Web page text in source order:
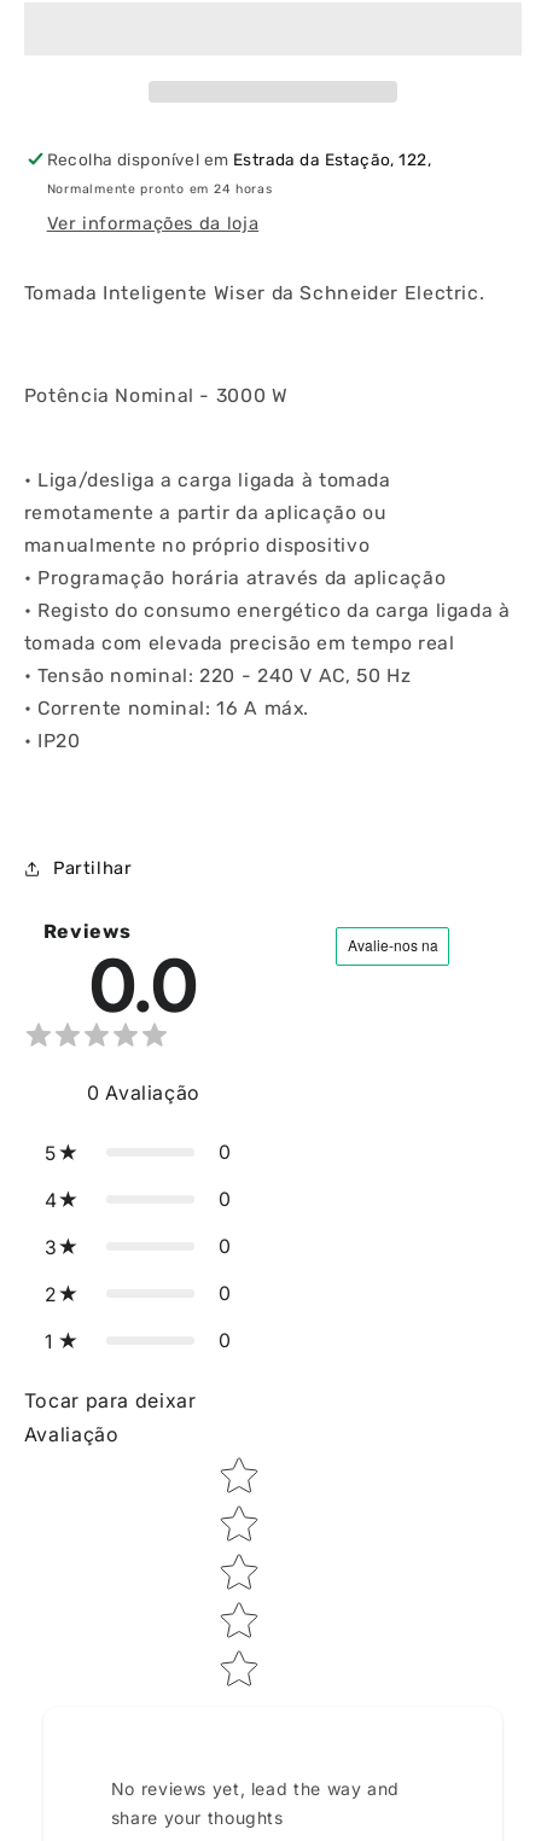
Recolha disponível em Estrada da Estação, 122,
Normalmente pronto em 24 horas
Ver informações da loja
Tomada Inteligente Wiser da Schneider Electric.
Potência Nominal - 3000 W
• Liga/desliga a carga ligada à tomada
remotamente a partir da aplicação ou
manualmente no próprio dispositivo
• Programação horária através da aplicação
• Registo do consumo energético da carga ligada à
tomada com elevada precisão em tempo real
• Tensão nominal: 220 - 240 V AC, 50 Hz
• Corrente nominal: 16 A máx.
• IP20
Partilhar
Reviews
0.0
0 Avaliação
5 0
4 0
3 0
2 0
1 0
Tocar para deixar
Avaliação
Star rating
No reviews yet, lead the way and
share your thoughts